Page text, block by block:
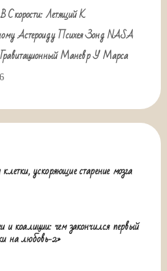
Скорости: Летящий К
Астероиду Психея Зонд NASA
Маневр У Марса
ускоряющие старение мозга
коалиции: чем закончился первый
на любовь-2»